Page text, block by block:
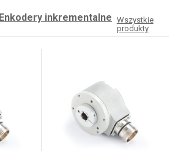
Enkodery inkrementalne Wszystkie
produkty